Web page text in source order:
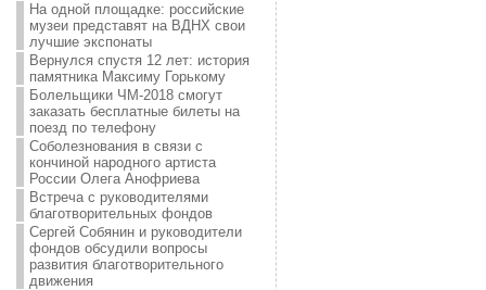
На одной площадке: российские
музеи представят на ВДНХ свои
лучшие экспонаты
Вернулся спустя 12 лет: история
памятника Максиму Горькому
Болельщики ЧМ-2018 смогут
заказать бесплатные билеты на
поезд по телефону
Соболезнования в связи с
кончиной народного артиста
России Олега Анофриева
Встреча с руководителями
благотворительных фондов
Сергей Собянин и руководители
фондов обсудили вопросы
развития благотворительного
движения